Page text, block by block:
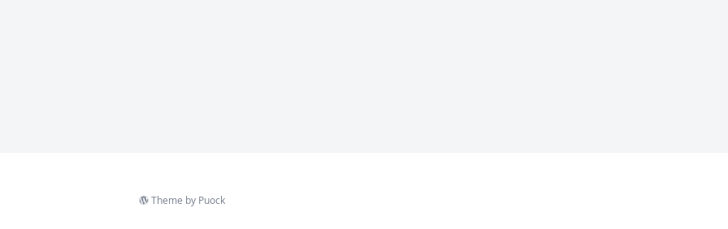
Theme by Puock